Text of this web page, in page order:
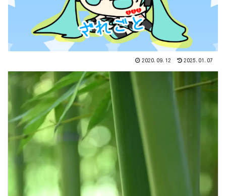
2020.09.12 2025.01.07